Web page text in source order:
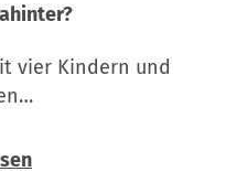
vier Kindern und